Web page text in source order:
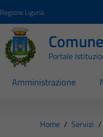
Regione Liguria
Portale
Amministrazione
Home / Servizi /